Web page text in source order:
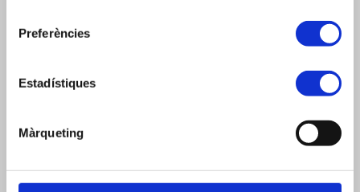
Preferències
Estadístiques
Màrqueting
Compromiso
Commitment
Job listing